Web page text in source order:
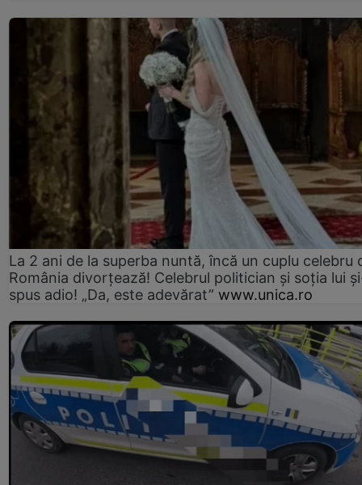
La 2 ani de la superba nuntă, încă un cuplu celebru
România divorțează! Celebrul politician și soția lui
spus adio! „Da, este adevărat” www.unica.ro